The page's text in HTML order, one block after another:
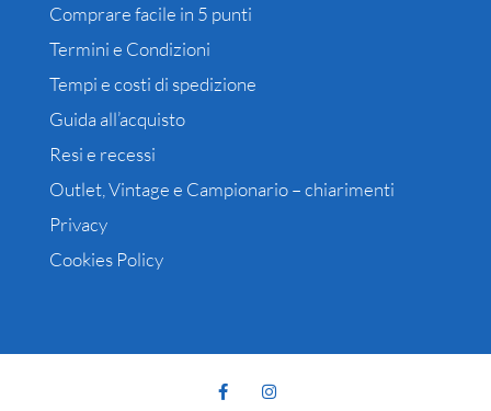
Comprare facile in 5 punti
Termini e Condizioni
Tempi e costi di spedizione
Guida all’acquisto
Resi e recessi
Outlet, Vintage e Campionario – chiarimenti
Privacy
Cookies Policy